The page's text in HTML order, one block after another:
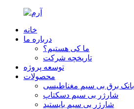
خانه
درباره ما
ما کی هستیم؟
تاریخچه شرکت
توسعه پروژه
محصولات
بانک برق بی سیم مغناطیسی
شارژر بی سیم دسکتاپ
شارژر بی سیم بایستید